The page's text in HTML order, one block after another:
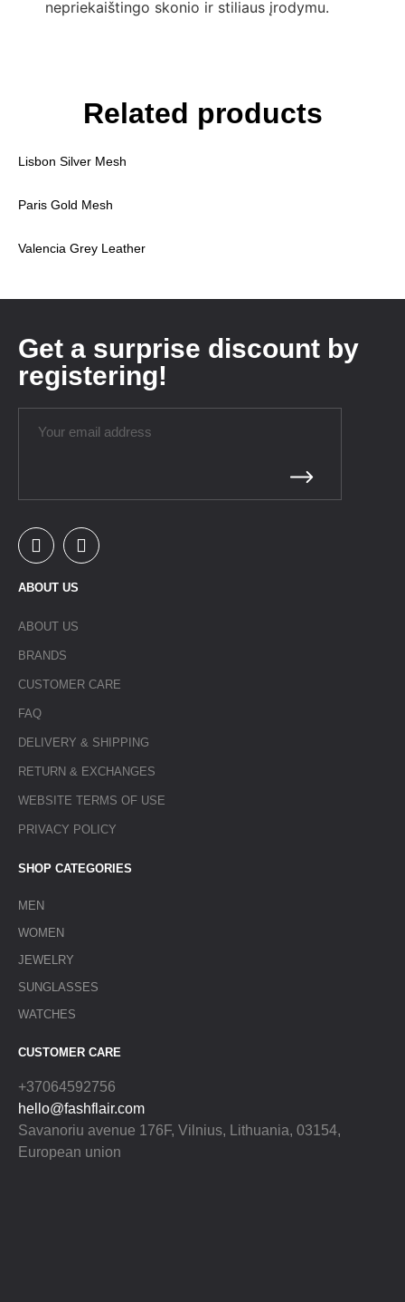
nepriekaištingo skonio ir stiliaus įrodymu.
Related products
Lisbon Silver Mesh
Paris Gold Mesh
Valencia Grey Leather
Get a surprise discount by
registering!
ABOUT US
ABOUT US
BRANDS
CUSTOMER CARE
FAQ
DELIVERY & SHIPPING
RETURN & EXCHANGES
WEBSITE TERMS OF USE
PRIVACY POLICY
SHOP CATEGORIES
MEN
WOMEN
JEWELRY
SUNGLASSES
WATCHES
CUSTOMER CARE
+37064592756
hello@fashflair.com
Savanoriu avenue 176F, Vilnius, Lithuania, 03154,
European union